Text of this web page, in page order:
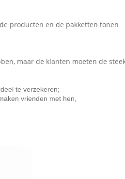
producten en de pakketten tonen
maar de klanten moeten de
te verzekeren;
vrienden met hen,